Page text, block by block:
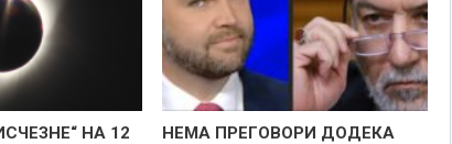
НА 12
НЕМА ПРЕГОВОРИ ДОДЕКА